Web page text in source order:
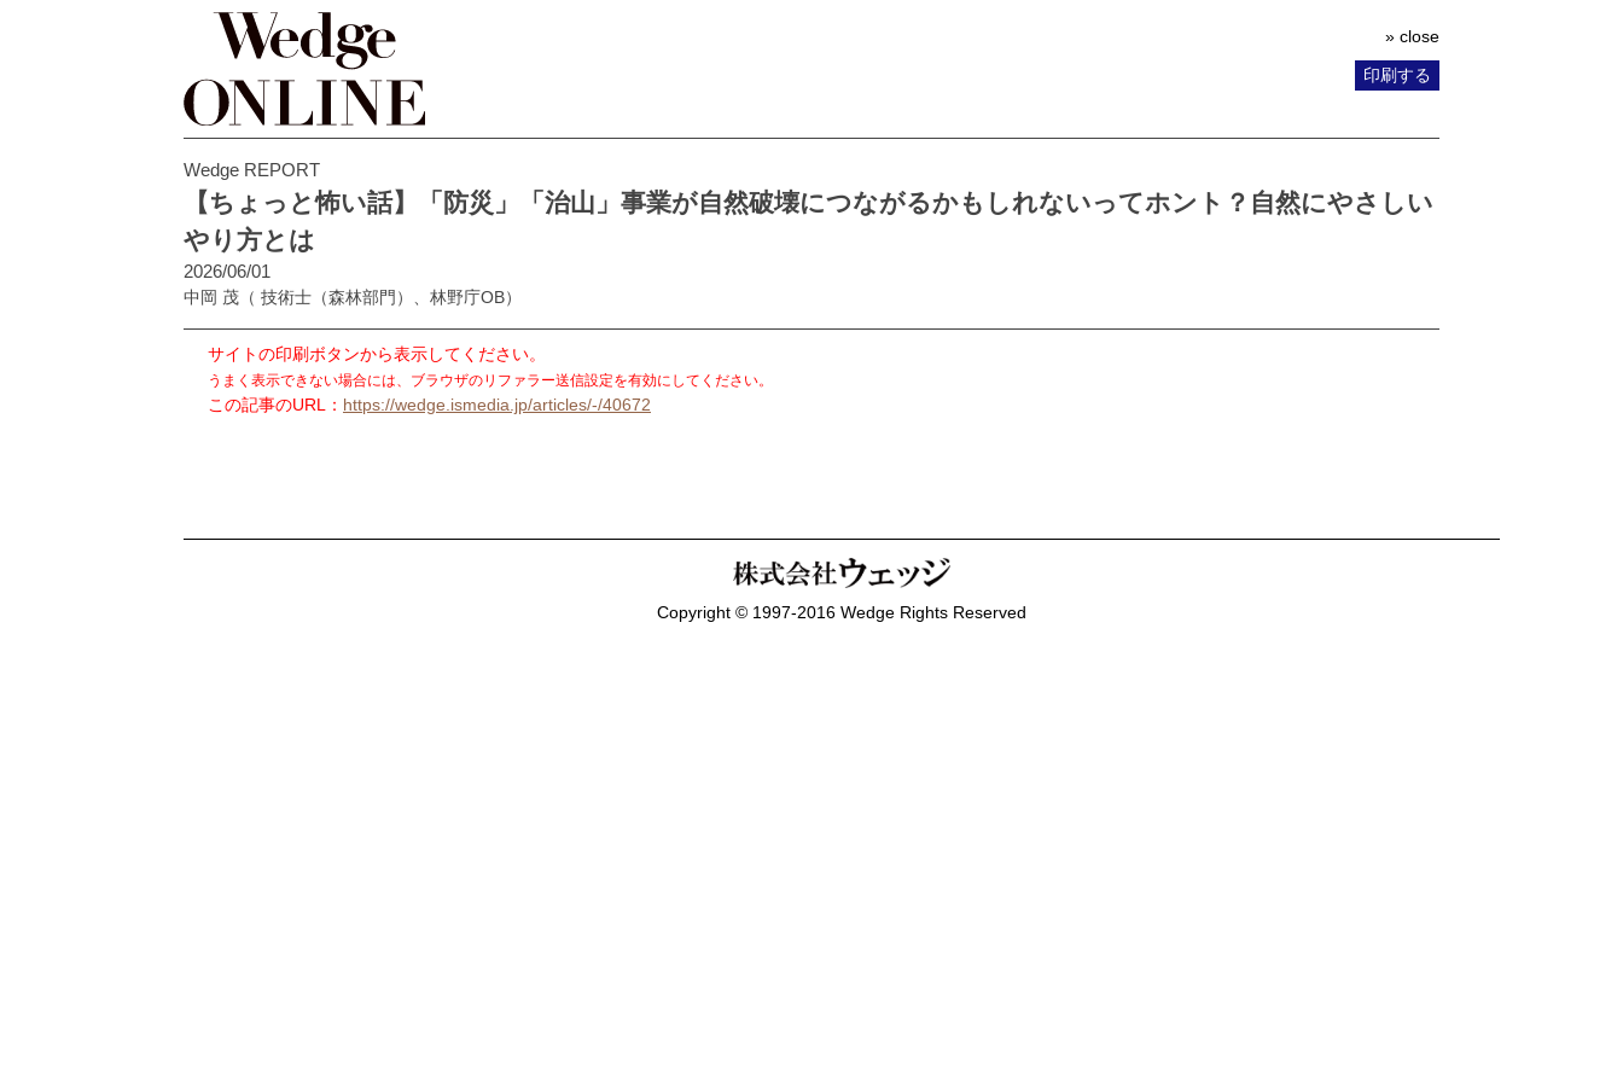
» close
印刷する
Wedge REPORT
【ちょっと怖い話】「防災」「治山」事業が自然破壊につながるかもしれないってホント？自然にやさしい
やり方とは
2026/06/01
中岡 茂 （ 技術士（森林部門）、林野庁OB）
サイトの印刷ボタンから表示してください。
うまく表示できない場合には、ブラウザのリファラー送信設定を有効にしてください。
この記事のURL： https://wedge.ismedia.jp/articles/-/40672
Copyright © 1997-2016 Wedge Rights Reserved